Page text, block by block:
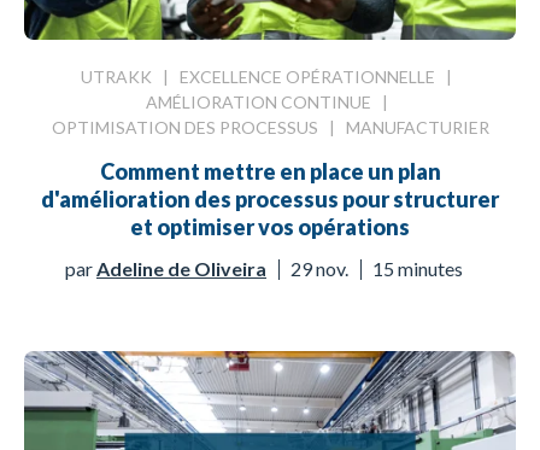
UTRAKK | EXCELLENCE OPÉRATIONNELLE |
AMÉLIORATION CONTINUE |
OPTIMISATION DES PROCESSUS | MANUFACTURIER
Comment mettre en place un plan
d'amélioration des processus pour structurer
et optimiser vos opérations
par Adeline de Oliveira 29 nov. 15 minutes